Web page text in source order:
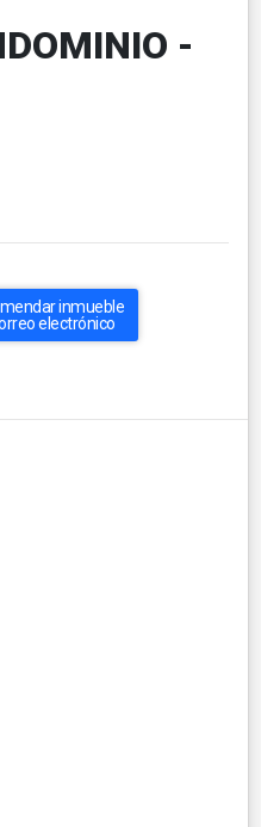
-
inmueble
electrónico